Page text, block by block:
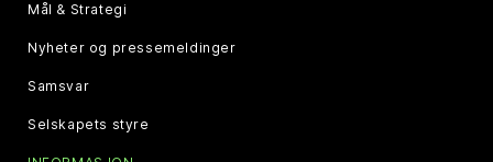
Mål & Strategi
Nyheter og pressemeldinger
Samsvar
Selskapets styre